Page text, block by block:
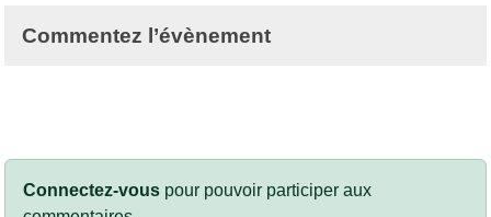
Commentez l’évènement
Connectez-vous pour pouvoir participer aux